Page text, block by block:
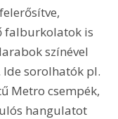
falburkolatok is
színével
sorolhatók pl.
Metro csempék,
hangulatot